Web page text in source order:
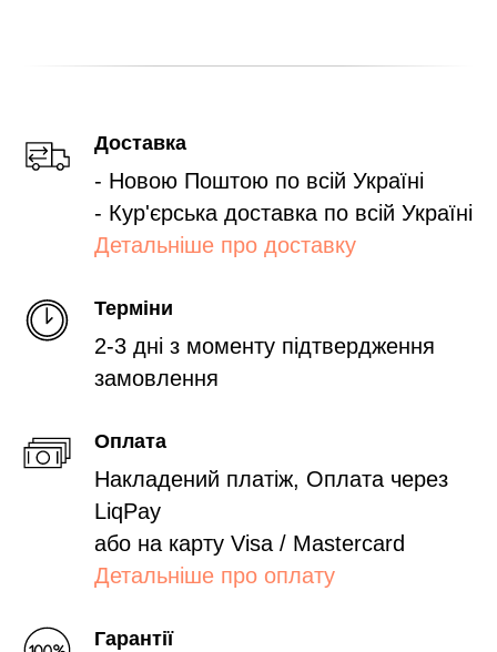
Доставка
- Новою Поштою по всій Україні
- Кур'єрська доставка по всій Україні
Детальніше про доставку
Терміни
2-3 дні з моменту підтвердження
замовлення
Оплата
Накладений платіж, Оплата через
LiqPay
або на карту Visa / Mastercard
Детальніше про оплату
Гарантії